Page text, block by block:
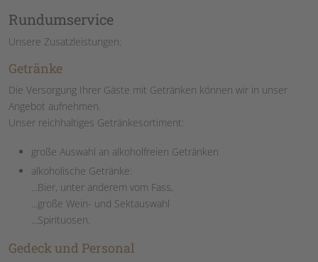
Rundumservice
Unsere Zusatzleistungen:
Getränke
Die Versorgung Ihrer Gäste mit Getränken können wir in unser
Angebot aufnehmen.
Unser reichhaltiges Getränkesortiment:
große Auswahl an alkoholfreien Getränken
alkoholische Getränke:
...Bier, unter anderem vom Fass,
...große Wein- und Sektauswahl
...Spirituosen.
Gedeck und Personal